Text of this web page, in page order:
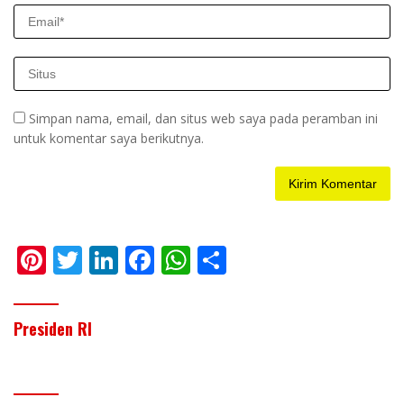
Simpan nama, email, dan situs web saya pada peramban ini
untuk komentar saya berikutnya.
Pi
er
e
T
itt
er
Li F W
Presiden RI